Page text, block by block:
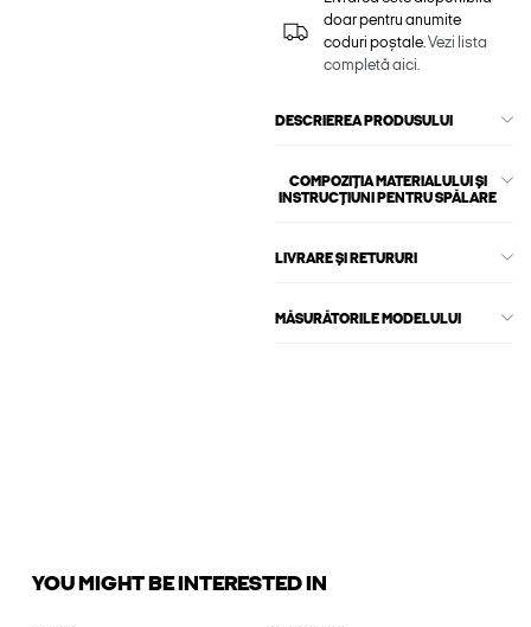
doar pentru anumite
coduri poștale.Vezi lista
completă aici.
DESCRIEREA PRODUSULUI
COMPOZIȚIA MATERIALULUI ȘI
INSTRUCȚIUNI PENTRU SPĂLARE
LIVRARE ȘI RETURURI
MĂSURĂTORILE MODELULUI
YOU MIGHT BE INTERESTED IN